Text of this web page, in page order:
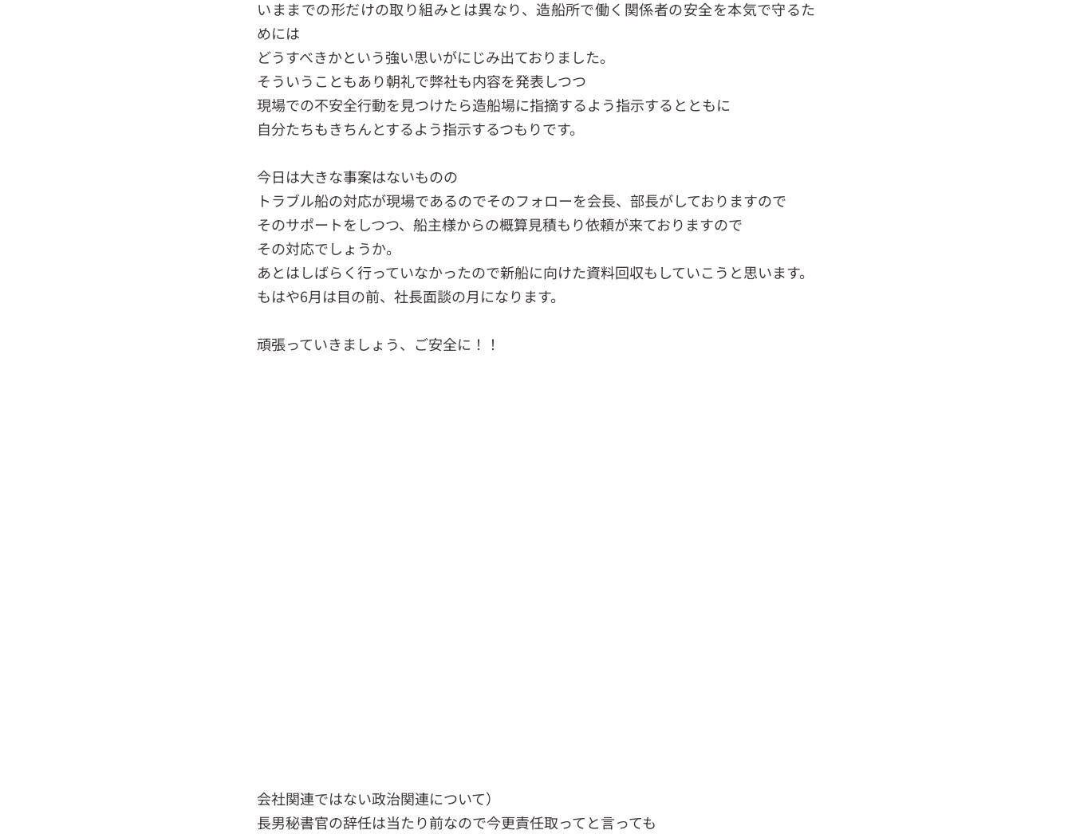
いままでの形だけの取り組みとは異なり、造船所で働く関係者の安全を本気で守るた
めには
どうすべきかという強い思いがにじみ出ておりました。
そういうこともあり朝礼で弊社も内容を発表しつつ
現場での不安全行動を見つけたら造船場に指摘するよう指示するとともに
自分たちもきちんとするよう指示するつもりです。
今日は大きな事案はないものの
トラブル船の対応が現場であるのでそのフォローを会長、部長がしておりますので
そのサポートをしつつ、船主様からの概算見積もり依頼が来ておりますので
その対応でしょうか。
あとはしばらく行っていなかったので新船に向けた資料回収もしていこうと思います。
もはや6月は目の前、社長面談の月になります。
頑張っていきましょう、ご安全に！！
会社関連ではない政治関連について）
長男秘書官の辞任は当たり前なので今更責任取ってと言っても